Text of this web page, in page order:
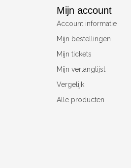
Mijn account
Account informatie
Mijn bestellingen
Mijn tickets
Mijn verlanglijst
Vergelijk
Alle producten